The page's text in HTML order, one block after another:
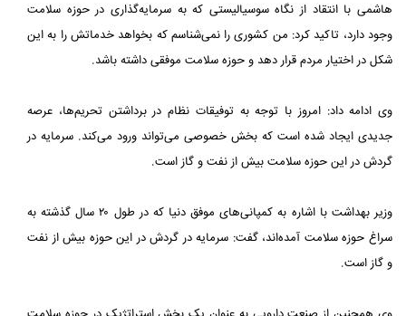
هاشمی با انتقاد از نگاه سوسیالیستی که به سرمایه‌گذاری در حوزه سلامت
وجود دارد، تاکید کرد: من کشوری را نمی‌شناسم که بخواهد خدماتش را به این
شکل در اختیار مردم قرار دهد و حوزه سلامت موفقی داشته باشد.
وی ادامه داد: امروز با توجه به توفیقات نظام در برداشتن تحریم‌ها، عرصه
جدیدی ایجاد شده است که بخش خصوصی می‌تواند ورود می‌کند. سرمایه در
گردش در این حوزه سلامت بیش از نفت و گاز است.
وزیر بهداشت با اشاره به کمپانی‌های موفق دنیا که در طول ۲۰ سال گذشته به
سراغ حوزه سلامت آمده‌اند، گفت: سرمایه در گردش در این حوزه بیش از نفت
و گاز است.